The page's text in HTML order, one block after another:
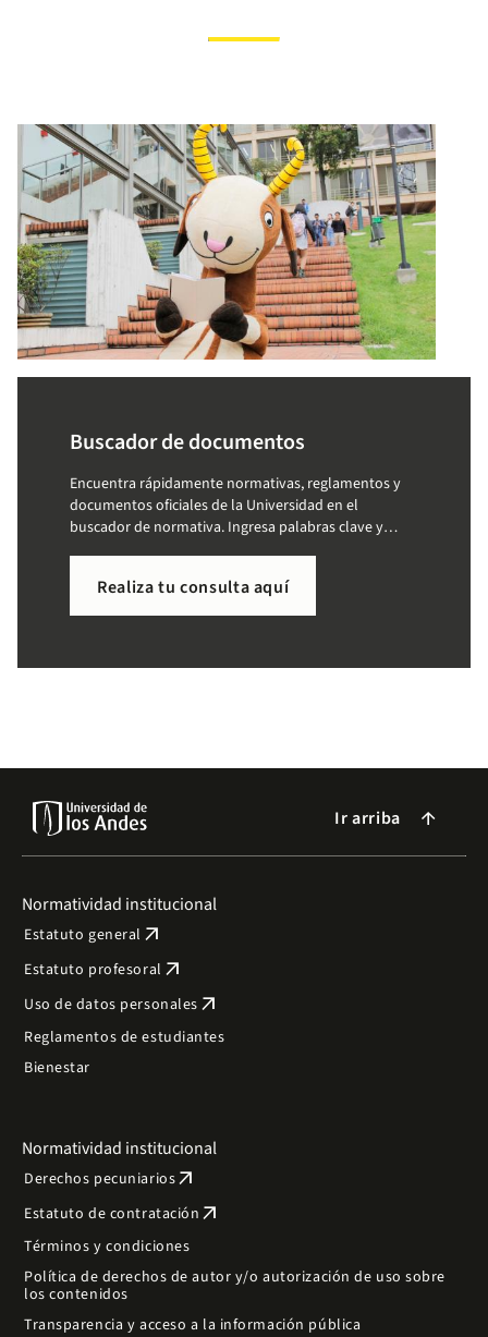
Buscador de documentos
Encuentra rápidamente normativas, reglamentos y
documentos oficiales de la Universidad en el
buscador de normativa. Ingresa palabras clave y
Realiza tu consulta aquí
Ir arriba arrow_forward
Normatividad institucional
Estatuto general arrow_outward
Estatuto profesoral arrow_outward
Uso de datos personales arrow_outward
Reglamentos de estudiantes
Bienestar
Normatividad institucional
Derechos pecuniariosarrow_outward
Estatuto de contratación arrow_outward
Términos y condiciones
Política de derechos de autor y/o autorización de uso sobre
los contenidos
Transparencia y acceso a la información pública